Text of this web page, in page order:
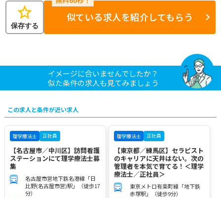
star
保存する
似ている求人を紹介してもらう
イメージに合いませんでしたか？
似た条件の求人も見てみましょう
この求人と条件が近い求人
理学療法士 正社員
【名古屋市／中川区】訪問看護
ステーションにて理学療法士募
集
名古屋市営地下鉄名港線「日
比野(名古屋市営)駅」（徒歩17
分）
理学療法士 正社員
【東京都／練馬区】セラピスト
のキャリアに天井はない。次の
管理者を本気で育てる！＜理学
療法士／正社員＞
東京メトロ有楽町線「地下鉄
赤塚駅」（徒歩9分）